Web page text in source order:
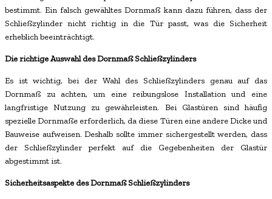
bestimmt. Ein falsch gewähltes Dornmaß kann dazu führen, dass der
Schließzylinder nicht richtig in die Tür passt, was die Sicherheit
erheblich beeinträchtigt.
Die richtige Auswahl des Dornmaß Schließzylinders
Es ist wichtig, bei der Wahl des Schließzylinders genau auf das
Dornmaß zu achten, um eine reibungslose Installation und eine
langfristige Nutzung zu gewährleisten. Bei Glastüren sind häufig
spezielle Dornmaße erforderlich, da diese Türen eine andere Dicke und
Bauweise aufweisen. Deshalb sollte immer sichergestellt werden, dass
der Schließzylinder perfekt auf die Gegebenheiten der Glastür
abgestimmt ist.
Sicherheitsaspekte des Dornmaß Schließzylinders